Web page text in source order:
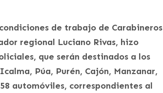
de trabajo de Carabineros
regional Luciano Rivas, hizo
que serán destinados a los
Púa, Purén, Cajón, Manzanar,
automóviles, correspondientes al